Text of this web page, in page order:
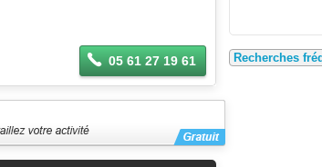
05 61 27 19 61